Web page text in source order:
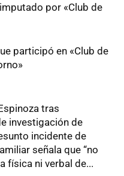
por «Club de
participó en «Club de
tras
investigación de
incidente de
señala que “no
física ni verbal de...